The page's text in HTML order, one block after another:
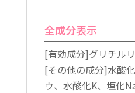
全成分表示
[有効成分]グリチル
[その他の成分]水酸
ウ、水酸化K、塩化